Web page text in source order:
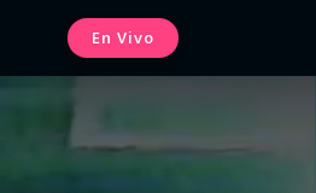
En Vivo